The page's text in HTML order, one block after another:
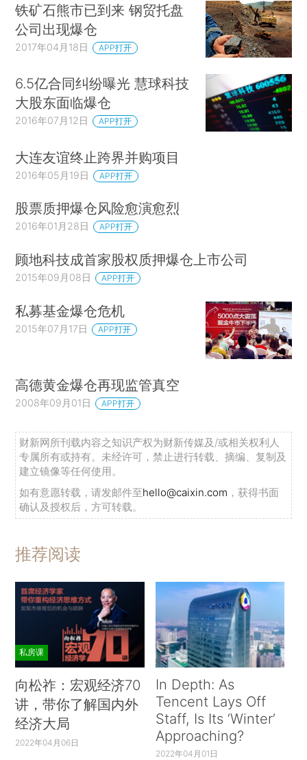
铁矿石熊市已到来 钢贸托盘
公司出现爆仓
2017年04月18日 APP打开
6.5亿合同纠纷曝光 慧球科技
大股东面临爆仓
2016年07月12日 APP打开
大连友谊终止跨界并购项目
2016年05月19日 APP打开
股票质押爆仓风险愈演愈烈
2016年01月28日 APP打开
顾地科技成首家股权质押爆仓上市公司
2015年09月08日 APP打开
私募基金爆仓危机
2015年07月17日 APP打开
高德黄金爆仓再现监管真空
2008年09月01日 APP打开
财新网所刊载内容之知识产权为财新传媒及/或相关权利人
专属所有或持有。未经许可，禁止进行转载、摘编、复制及
建立镜像等任何使用。
如有意愿转载，请发邮件至hello@caixin.com ，获得书面
确认及授权后，方可转载。
推荐阅读
私房课
向松祚：宏观经济70
讲，带你了解国内外
经济大局
2022年04月06日
In Depth: As
Tencent Lays Off
Staff, Is Its ‘Winter’
Approaching?
2022年04月01日